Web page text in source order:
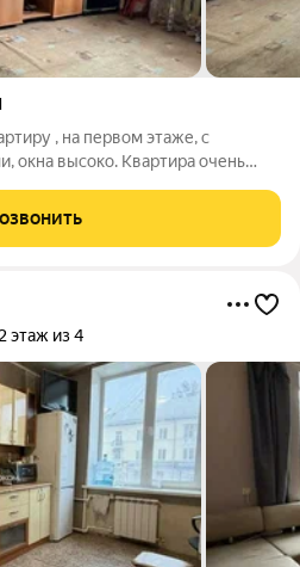
, на первом этаже, с
окна высоко. Квартира очень
аптека, парк, корт.
2 этаж из 4